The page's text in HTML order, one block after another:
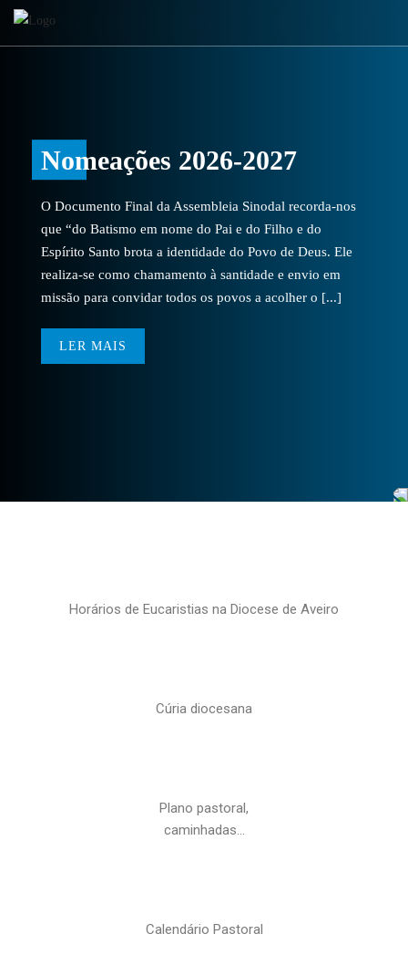
Nomeações 2026-2027
O Documento Final da Assembleia Sinodal recorda-nos
que “do Batismo em nome do Pai e do Filho e do
Espírito Santo brota a identidade do Povo de Deus. Ele
realiza-se como chamamento à santidade e envio em
missão para convidar todos os povos a acolher o [...]
LER MAIS
Horários de Eucaristias na Diocese de Aveiro
Cúria diocesana
Plano pastoral,
caminhadas…
Calendário Pastoral